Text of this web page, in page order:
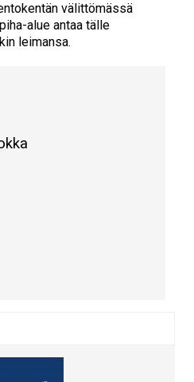
välittömässä
alue antaa tälle
leimansa.